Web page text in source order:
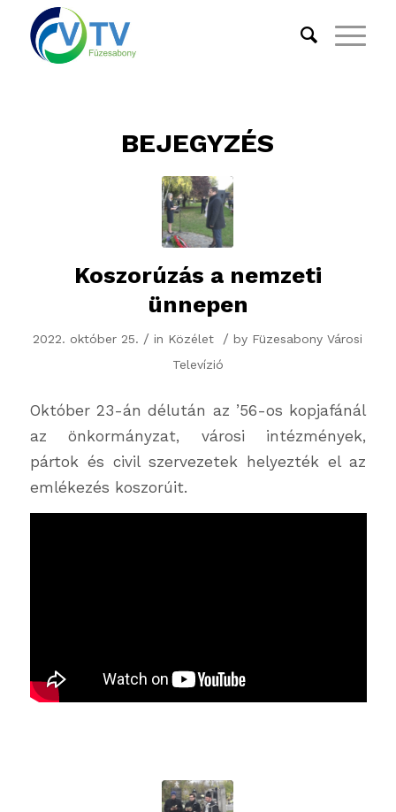
BEJEGYZÉS
Koszorúzás a nemzeti
ünnepen
2022. október 25. / in Közélet / by Füzesabony Városi
Televízió
Október 23-án délután az ’56-os kopjafánál
az önkormányzat, városi intézmények,
pártok és civil szervezetek helyezték el az
emlékezés koszorúit.